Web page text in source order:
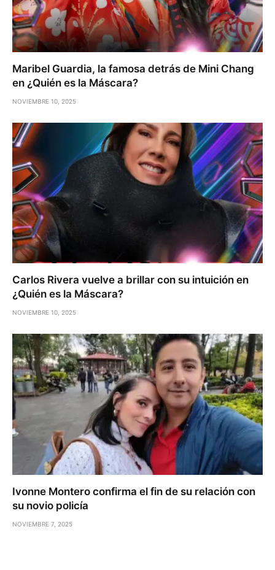
Maribel Guardia, la famosa detrás de Mini Chang
en ¿Quién es la Máscara?
NOVIEMBRE 10, 2025
Carlos Rivera vuelve a brillar con su intuición en
¿Quién es la Máscara?
NOVIEMBRE 10, 2025
Ivonne Montero confirma el fin de su relación con
su novio policía
NOVIEMBRE 7, 2025